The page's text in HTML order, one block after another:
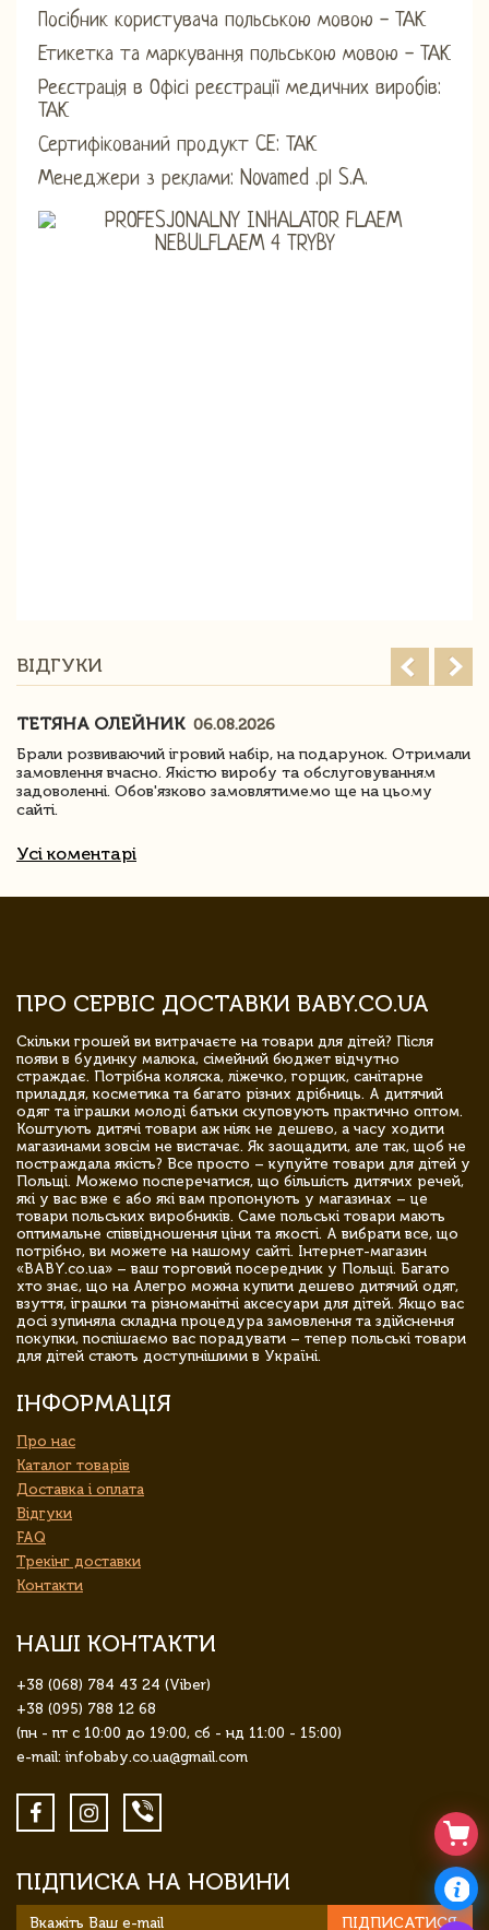
Посібник користувача польською мовою - ТАК
Етикетка та маркування польською мовою - ТАК
Реєстрація в Офісі реєстрації медичних виробів:
ТАК
Сертифікований продукт CE: ТАК
Менеджери з реклами: Novamed .pl S.A.
ВІДГУКИ
ТЕТЯНА ОЛЕЙНИК 06.08.2026
Брали розвиваючий ігровий набір, на подарунок. Отримали
замовлення вчасно. Якістю виробу та обслуговуванням
задоволенні. Обов'язково замовлятимемо ще на цьому
сайті.
Усі коментарі
ПРО СЕРВІС ДОСТАВКИ BABY.CO.UA
Скільки грошей ви витрачаєте на товари для дітей? Після
появи в будинку малюка, сімейний бюджет відчутно
страждає. Потрібна коляска, ліжечко, горщик, санітарне
приладдя, косметика та багато різних дрібниць. А дитячий
одяг та іграшки молоді батьки скуповують практично оптом.
Коштують дитячі товари аж ніяк не дешево, а часу ходити
магазинами зовсім не вистачає. Як заощадити, але так, щоб не
постраждала якість? Все просто – купуйте товари для дітей у
Польщі. Можемо посперечатися, що більшість дитячих речей,
які у вас вже є або які вам пропонують у магазинах – це
товари польських виробників. Саме польські товари мають
оптимальне співвідношення ціни та якості. А вибрати все, що
потрібно, ви можете на нашому сайті. Інтернет-магазин
«BABY.co.ua» – ваш торговий посередник у Польщі. Багато
хто знає, що на Алегро можна купити дешево дитячий одяг,
взуття, іграшки та різноманітні аксесуари для дітей. Якщо вас
досі зупиняла складна процедура замовлення та здійснення
покупки, поспішаємо вас порадувати – тепер польські товари
для дітей стають доступнішими в Україні.
ІНФОРМАЦІЯ
Про нас
Каталог товарів
Доставка і оплата
Відгуки
FAQ
Трекінг доставки
Контакти
НАШІ КОНТАКТИ
+38 (068) 784 43 24 (Viber)
+38 (095) 788 12 68
(пн - пт с 10:00 до 19:00, сб - нд 11:00 - 15:00)
e-mail: infobaby.co.ua@gmail.com
ПІДПИСКА НА НОВИНИ
ПІДПИСАТИСЯ